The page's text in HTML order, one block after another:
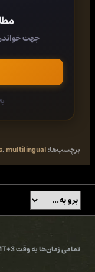
HTML and JavaScript
SpellCatcherX,
Automaton, CSV file.
Virtual machine
(in single window
Fusion, VirtualBox.
Desktop Connection
Home Page -
Support,Max Speed &
Support Me
( Rapidgator )
جهت
برچسب‌ها: ,multilingual
تمامی زمان‌ها به وقت GMT+3 هستند. این صفحه در 02:45 PM ایجاد شده است.